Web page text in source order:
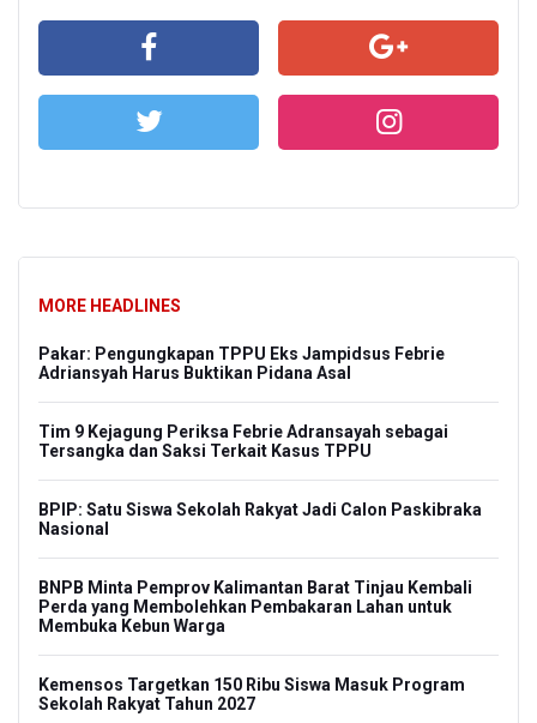
MORE HEADLINES
Pakar: Pengungkapan TPPU Eks Jampidsus Febrie
Adriansyah Harus Buktikan Pidana Asal
Tim 9 Kejagung Periksa Febrie Adransayah sebagai
Tersangka dan Saksi Terkait Kasus TPPU
BPIP: Satu Siswa Sekolah Rakyat Jadi Calon Paskibraka
Nasional
BNPB Minta Pemprov Kalimantan Barat Tinjau Kembali
Perda yang Membolehkan Pembakaran Lahan untuk
Membuka Kebun Warga
Kemensos Targetkan 150 Ribu Siswa Masuk Program
Sekolah Rakyat Tahun 2027